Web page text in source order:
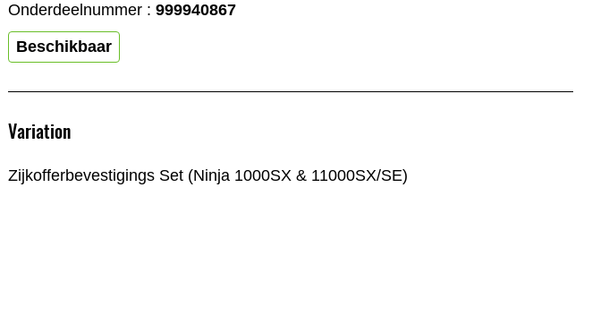
Onderdeelnummer : 999940867
Beschikbaar
Variation
Zijkofferbevestigings Set (Ninja 1000SX & 11000SX/SE)